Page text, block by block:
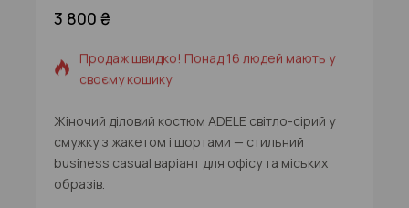
3 800 ₴
10 продуктів, проданих за останні 2 год
Продаж швидко! Понад 16 людей мають у
своєму кошику
Жіночий діловий костюм ADELE світло-сірий у
смужку з жакетом і шортами — стильний
business casual варіант для офісу та міських
образів.